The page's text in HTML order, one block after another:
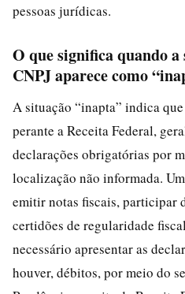
pessoas jurídicas.
O que significa quando
CNPJ aparece como
A situação “inapta” indica
perante a Receita Federal,
declarações obrigatórias por
localização não informada.
emitir notas fiscais, participar
certidões de regularidade
necessário apresentar as
houver, débitos, por meio do